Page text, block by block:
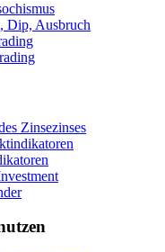
Dip, Ausbruch
Zinsezinses